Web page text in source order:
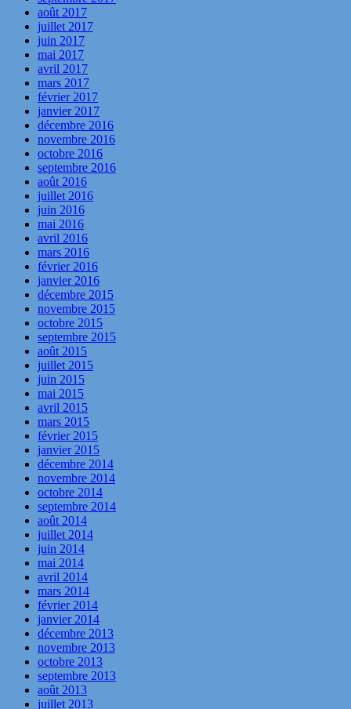
août 2017
juillet 2017
juin 2017
mai 2017
avril 2017
mars 2017
février 2017
janvier 2017
décembre 2016
novembre 2016
octobre 2016
septembre 2016
août 2016
juillet 2016
juin 2016
mai 2016
avril 2016
mars 2016
février 2016
janvier 2016
décembre 2015
novembre 2015
octobre 2015
septembre 2015
août 2015
juillet 2015
juin 2015
mai 2015
avril 2015
mars 2015
février 2015
janvier 2015
décembre 2014
novembre 2014
octobre 2014
septembre 2014
août 2014
juillet 2014
juin 2014
mai 2014
avril 2014
mars 2014
février 2014
janvier 2014
décembre 2013
novembre 2013
octobre 2013
septembre 2013
août 2013
juillet 2013